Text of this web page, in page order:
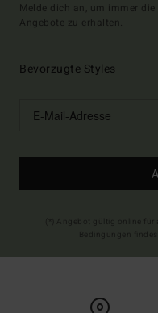
Melde dich an, um immer
Angebote zu erhalten.
Bevorzugte Styles